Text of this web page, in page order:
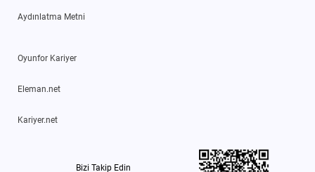
Aydınlatma Metni
Oyunfor Kariyer
Eleman.net
Kariyer.net
Bizi Takip Edin